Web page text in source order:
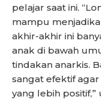
pelajar saat ini.
mampu
akhir-akhir ini
anak di bawah
tindakan anarkis.
sangat efektif
yang lebih positif,”